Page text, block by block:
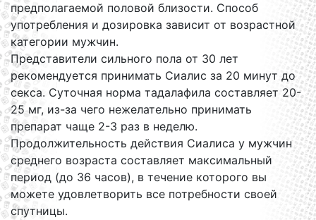
предполагаемой половой близости. Способ
употребления и дозировка зависит от возрастной
категории мужчин.
Представители сильного пола от 30 лет
рекомендуется принимать Сиалис за 20 минут до
секса. Суточная норма тадалафила составляет 20-
25 мг, из-за чего нежелательно принимать
препарат чаще 2-3 раз в неделю.
Продолжительность действия Сиалиса у мужчин
среднего возраста составляет максимальный
период (до 36 часов), в течение которого вы
можете удовлетворить все потребности своей
спутницы.